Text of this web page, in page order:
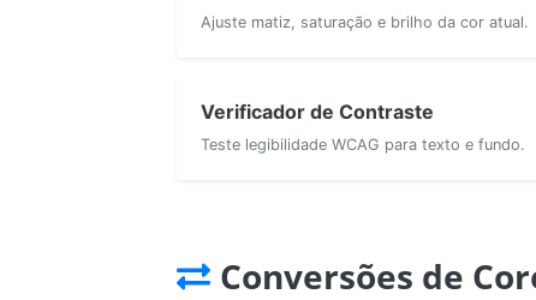
Ajuste matiz, saturação e brilho da cor atual.
Verificador de Contraste
Teste legibilidade WCAG para texto e fundo.
Conversões de